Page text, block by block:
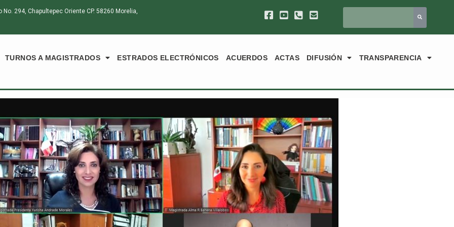
294, Chapultepec Oriente CP. 58260 Morelia,
TURNOS A MAGISTRADOS ESTRADOS ELECTRÓNICOS ACUERDOS ACTAS DIFUSIÓN TRANSPARENCIA